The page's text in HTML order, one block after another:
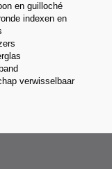
en guilloché
indexen en
verwisselbaar